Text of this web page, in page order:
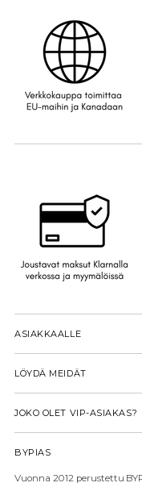
ASIAKKAALLE
LÖYDÄ MEIDÄT
JOKO OLET VIP-ASIAKAS?
BYPIAS
Vuonna 2012 perustettu